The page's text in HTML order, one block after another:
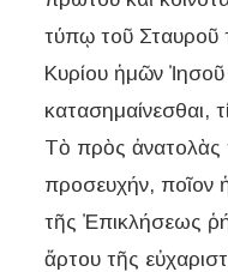
τύπῳ τοῦ Σταυροῦ
Κυρίου ἡμῶν
κατασημαίνεσθαι,
Τὸ πρὸς ἀνατολὰς
προσευχήν, ποῖον
τῆς Ἐπικλήσεως
ἄρτου τῆς